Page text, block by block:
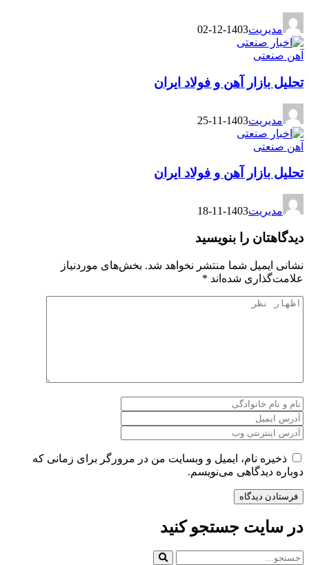
مدیریت1403-12-02
آهن صنعتی
تحلیل بازار آهن و فولاد ایران
مدیریت1403-11-25
آهن صنعتی
تحلیل بازار آهن و فولاد ایران
مدیریت1403-11-18
دیدگاهتان را بنویسید
نشانی ایمیل شما منتشر نخواهد شد. بخش‌های موردنیاز
علامت‌گذاری شده‌اند *
ذخیره نام، ایمیل و وبسایت من در مرورگر برای زمانی که
دوباره دیدگاهی می‌نویسم.
در سایت جستجو کنید